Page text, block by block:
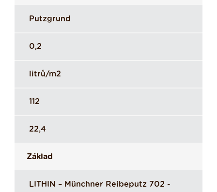
Putzgrund
0,2
litrů/m2
112
22,4
Základ
LITHIN – Münchner Reibeputz 702 -